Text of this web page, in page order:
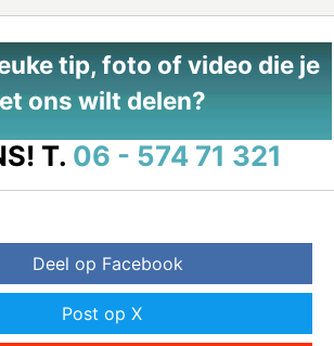
tip, foto of video die je
ons wilt delen?
T. 06 - 574 71 321
Deel op Facebook
Post op X